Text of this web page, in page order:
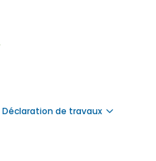
Déclaration de travaux